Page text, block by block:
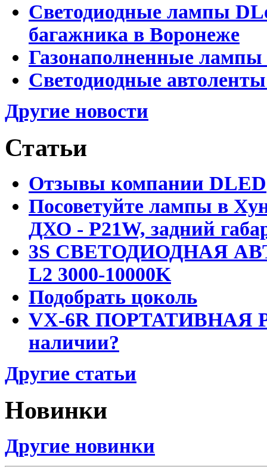
Светодиодные лампы
багажника в Воронеже
Газонаполненные
Светодиодные
Другие новости
Статьи
Отзывы компании DLED
Посоветуйте лампы в
ДХО - P21W, задний
3S СВЕТОДИОДНАЯ
L2 3000-10000K
Подобрать цоколь
VX-6R ПОРТАТИВНАЯ
наличии?
Другие статьи
Новинки
Другие новинки